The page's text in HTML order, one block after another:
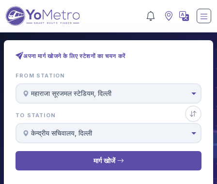
अपना मार्ग खोजने के लिए स्टेशनों का चयन करें
FROM STATION
महाराजा सूरजमल स्टेडियम, दिल्ली
TO STATION
केन्द्रीय सचिवालय, दिल्ली
मार्ग खोजें